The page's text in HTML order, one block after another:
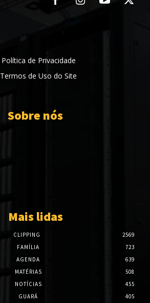
Política de Privacidade
Termos de Uso do Site
Sobre nós
Mais lidas
CLIPPING
2569
FAMÍLIA
723
AGENDA
639
MATÉRIAS
508
NOTÍCIAS
455
GUARÁ
405